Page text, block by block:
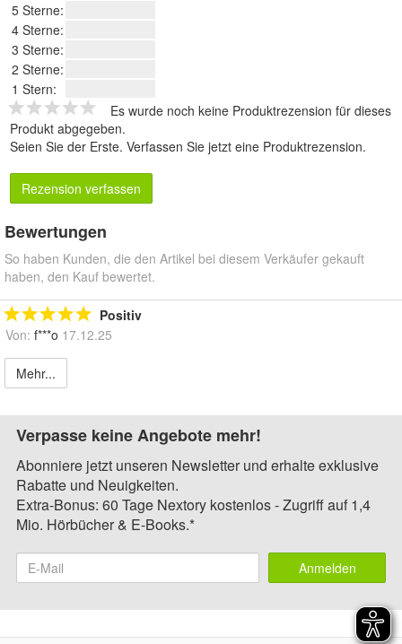
5 Sterne:
4 Sterne:
3 Sterne:
2 Sterne:
1 Stern:
Es wurde noch keine Produktrezension für dieses
Produkt abgegeben.
Seien Sie der Erste. Verfassen Sie jetzt eine Produktrezension.
Rezension verfassen
Bewertungen
So haben Kunden, die den Artikel bei diesem Verkäufer gekauft
haben, den Kauf bewertet.
Positiv
Von: f***o 17.12.25
Mehr...
Verpasse keine Angebote mehr!
Abonniere jetzt unseren Newsletter und erhalte exklusive
Rabatte und Neuigkeiten.
Extra-Bonus: 60 Tage Nextory kostenlos - Zugriff auf 1,4
Mio. Hörbücher & E-Books.*
Anmelden